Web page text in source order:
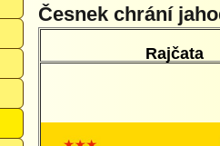
Česnek chrání
Rajčata